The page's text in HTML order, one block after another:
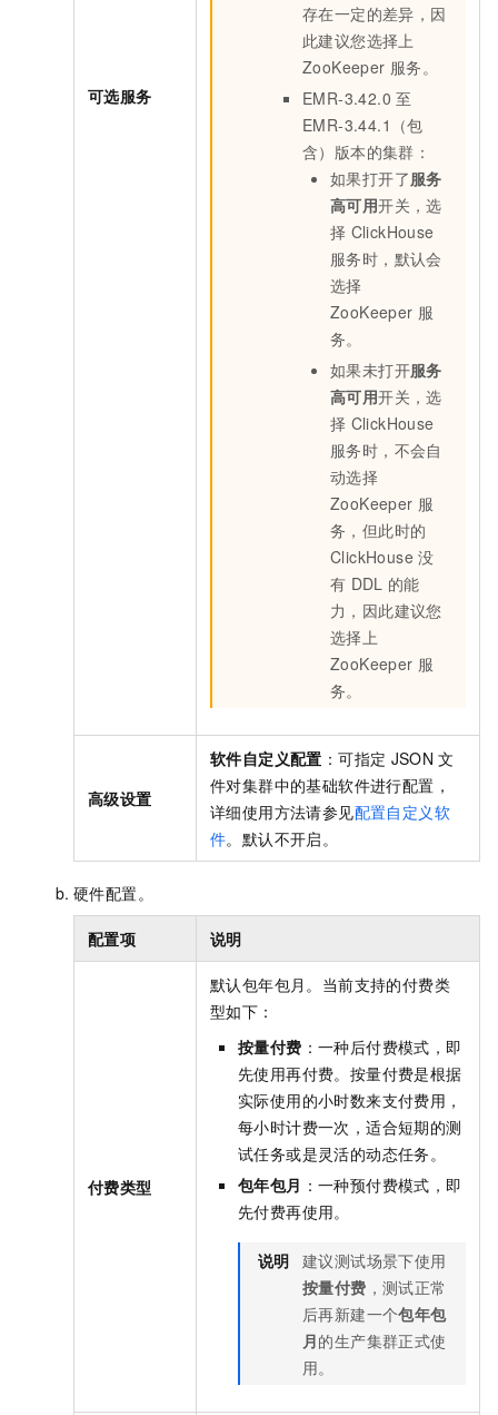
可选服务
存在一定的差异，因
此建议您选择上
ZooKeeper 服务。
EMR-3.42.0 至
EMR-3.44.1（包
含）版本的集群：
如果打开了服务
高可用开关，选
择 ClickHouse
服务时，默认会
选择
ZooKeeper 服
务。
如果未打开服务
高可用开关，选
择 ClickHouse
服务时，不会自
动选择
ZooKeeper 服
务，但此时的
ClickHouse 没
有 DDL 的能
力，因此建议您
选择上
ZooKeeper 服
务。
高级设置
软件自定义配置 ：可指定 JSON 文
件对集群中的基础软件进行配置，
详细使用方法请参见配置自定义软
件。默认不开启。
硬件配置。
配置项 说明
付费类型
默认包年包月。当前支持的付费类
型如下：
按量付费 ：一种后付费模式，即
先使用再付费。按量付费是根据
实际使用的小时数来支付费用，
每小时计费一次，适合短期的测
试任务或是灵活的动态任务。
包年包月 ：一种预付费模式，即
先付费再使用。
说明 建议测试场景下使用
按量付费 ，测试正常
后再新建一个包年包
月的生产集群正式使
用。